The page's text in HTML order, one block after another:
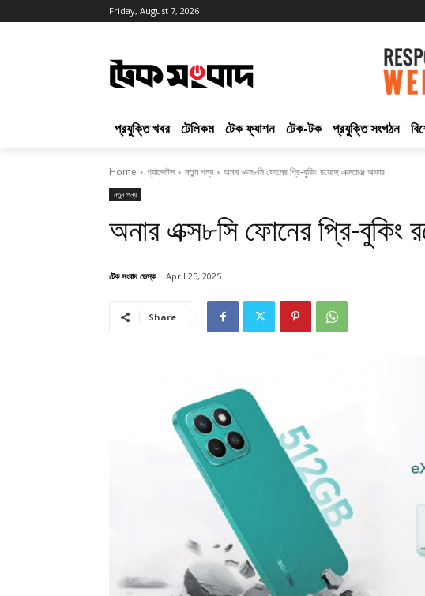
Friday, August 7, 2026
প্রযুক্তি খবর টেলিকম টেক ফ্যাশন টেক-টক প্রযুক্তি সংগঠন
Home গ্যাজেটস নতুন পন্য অনার এক্স৮সি ফোনের প্রি-বুকিং রয়েছে এক্সচেঞ্জ অফার
নতুন পন্য
অনার এক্স৮সি ফোনের প্রি-বুকিং
টেক সংবাদ ডেস্ক April 25, 2025
Share